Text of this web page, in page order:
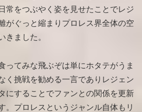
常をつぶやく姿を見せたことでレジ
がぐっと縮まりプロレス界全体の空
きました。
ってみな飛ぶぞは単にホタテがうま
く挑戦を勧める一言でありレジェン
にすることでファンとの関係を更新
。プロレスというジャンル自体もリ